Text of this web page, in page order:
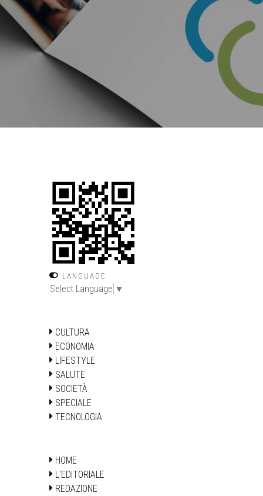
LANGUAGE
Select Language ▼
CULTURA
ECONOMIA
LIFESTYLE
SALUTE
SOCIETÀ
SPECIALE
TECNOLOGIA
HOME
L'EDITORIALE
REDAZIONE